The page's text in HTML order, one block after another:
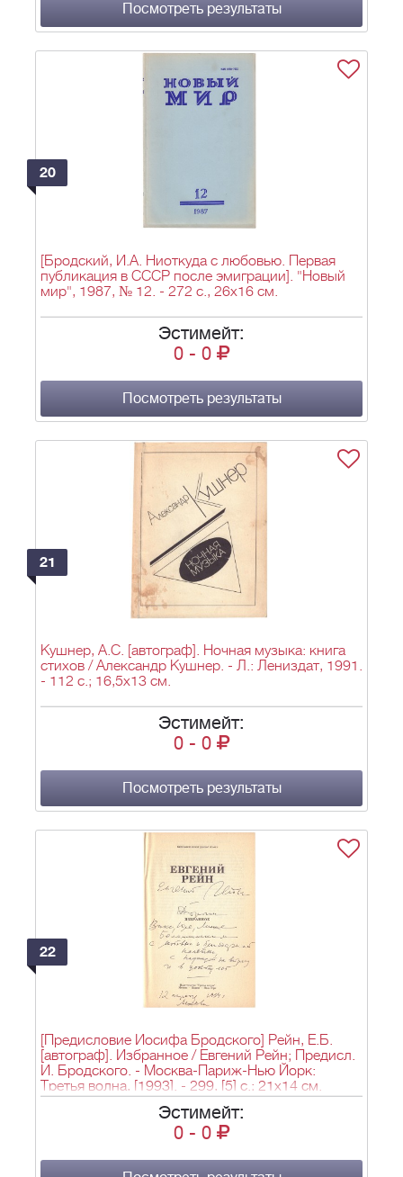
Посмотреть результаты
20
[Бродский, И.А. Ниоткуда с любовью. Первая
публикация в СССР после эмиграции]. "Новый
мир", 1987, № 12. - 272 с., 26х16 см.
Эстимейт:
0 - 0
Посмотреть результаты
21
Кушнер, А.С. [автограф]. Ночная музыка: книга
стихов / Александр Кушнер. - Л.: Лениздат, 1991.
- 112 с.; 16,5x13 см.
Эстимейт:
0 - 0
Посмотреть результаты
22
[Предисловие Иосифа Бродского] Рейн, Е.Б.
[автограф]. Избранное / Евгений Рейн; Предисл.
И. Бродского. - Москва-Париж-Нью Йорк:
Третья волна, [1993]. - 299, [5] с.; 21x14 см.
Эстимейт:
0 - 0